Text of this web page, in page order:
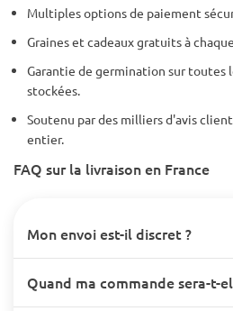
Multiples options de paiement
Graines et cadeaux gratuits à
Garantie de germination sur toutes
stockées.
Soutenu par des milliers d'avis
entier.
FAQ sur la livraison en France
Mon envoi est-il discret ?
Quand ma commande sera-t-